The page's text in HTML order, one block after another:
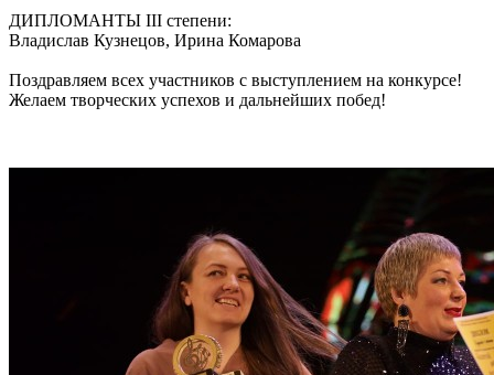
ДИПЛОМАНТЫ III степени:
Владислав Кузнецов, Ирина Комарова
Поздравляем всех участников с выступлением на конкурсе!
Желаем творческих успехов и дальнейших побед!